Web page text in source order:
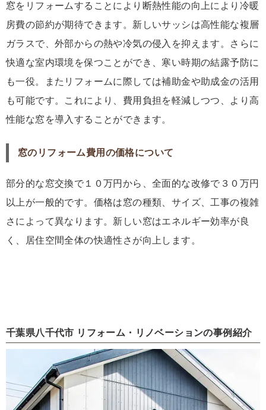
窓をリフォームすることにより断熱性能の向上により冷暖
房費の節約が期待できます。新しいサッシは高性能な複層
ガラスで、外部からの熱や冷気の侵入を抑えます。さらに
快適な室内環境を保つことができ、寒い時期の結露予防に
も一役。またリフォームに際しては補助金や助成金の活用
も可能です。これにより、費用負担を軽減しつつ、より高
性能な窓を導入することができます。
窓のリフォーム費用の価格について
部分的な窓交換で１０万円から、全面的な改修で３０万円
以上が一般的です。価格は窓の種類、サイズ、工事の複雑
さによって異なります。新しい窓はエネルギー効率が良
く、居住空間全体の快適性さが向上します。
千葉県八千代市 リフォーム・リノベーションの事例紹介